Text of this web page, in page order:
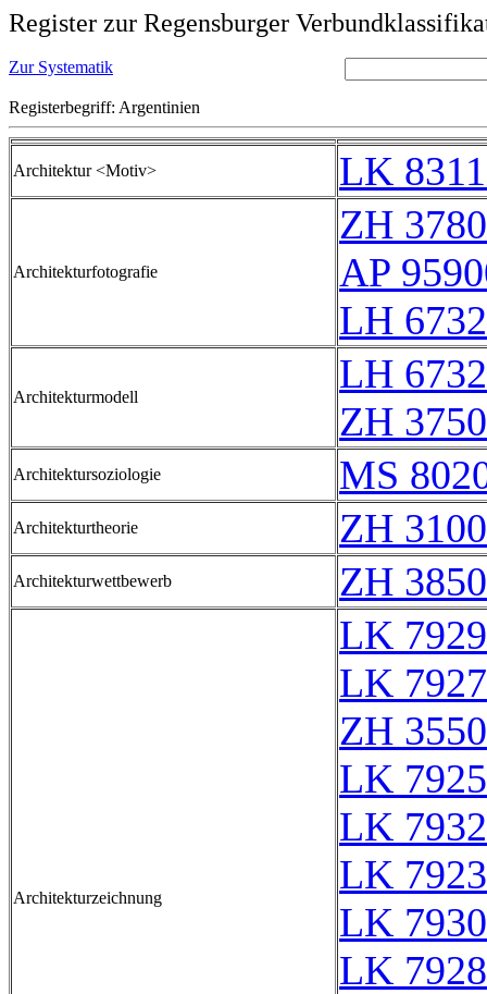
Register zur Regensburger
Zur Systematik
Registerbegriff: Argentinien
Architektur <Motiv> LK
Architekturfotografie
ZH 3780
AP
LH
Architekturmodell
LH
ZH 3750
Architektursoziologie MS
Architekturtheorie ZH 3100
Architekturwettbewerb ZH 3850
Architekturzeichnung
LK
LK
ZH 3550
LK
LK
LK
LK
LK